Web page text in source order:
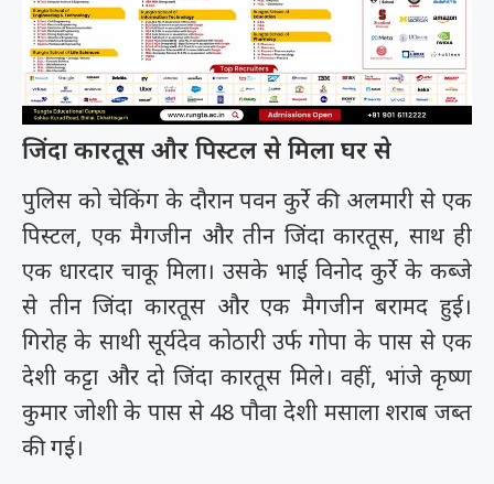
जिंदा कारतूस और पिस्टल से मिला घर से
पुलिस को चेकिंग के दौरान पवन कुर्रे की अलमारी से एक
पिस्टल, एक मैगजीन और तीन जिंदा कारतूस, साथ ही
एक धारदार चाकू मिला। उसके भाई विनोद कुर्रे के कब्जे
से तीन जिंदा कारतूस और एक मैगजीन बरामद हुई।
गिरोह के साथी सूर्यदेव कोठारी उर्फ गोपा के पास से एक
देशी कट्टा और दो जिंदा कारतूस मिले। वहीं, भांजे कृष्ण
कुमार जोशी के पास से 48 पौवा देशी मसाला शराब जब्त
की गई।